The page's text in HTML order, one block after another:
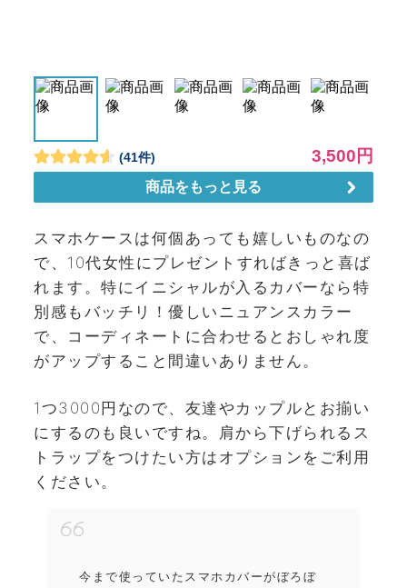
スマホケースは何個あっても嬉しいものなの
で、10代女性にプレゼントすればきっと喜ば
れます。特にイニシャルが入るカバーなら特
別感もバッチリ！優しいニュアンスカラー
で、コーディネートに合わせるとおしゃれ度
がアップすること間違いありません。
1つ3000円なので、友達やカップルとお揃い
にするのも良いですね。肩から下げられるス
トラップをつけたい方はオプションをご利用
ください。
今まで使っていたスマホカバーがぼろぼ